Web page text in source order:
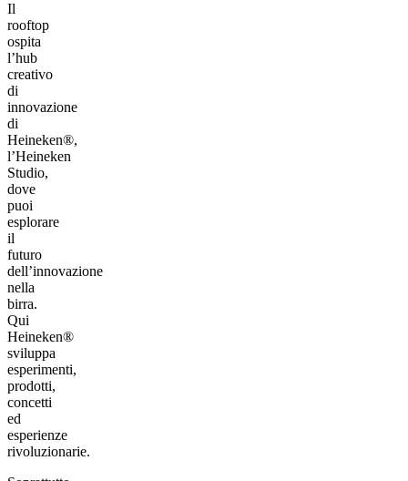
Il
rooftop
ospita
l’hub
creativo
di
innovazione
di
Heineken®,
l’Heineken
Studio,
dove
puoi
esplorare
il
futuro
dell’innovazione
nella
birra.
Qui
Heineken®
sviluppa
esperimenti,
prodotti,
concetti
ed
esperienze
rivoluzionarie.